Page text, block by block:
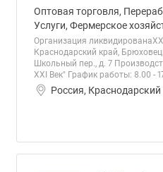
Оптовая торговля,
Услуги, Фермерское
Организация
Краснодарский край,
Школьный пер., д. 7
XXI Век" График работы: 8.00 -
Россия,